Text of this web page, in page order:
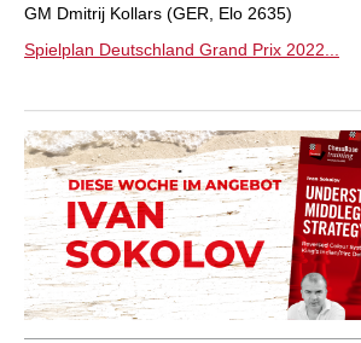
GM Dmitrij Kollars (GER, Elo 2635)
Spielplan Deutschland Grand Prix 2022...